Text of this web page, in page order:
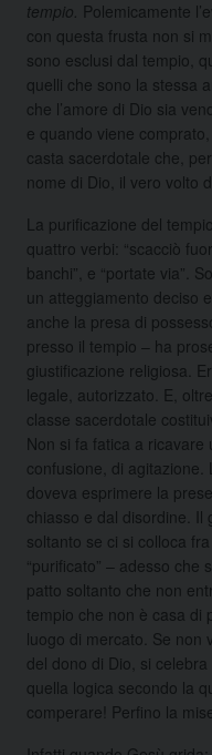
tempio. Polemicamente
con questa frusta non si
sono esclusi dal tempio,
quelli che sono la stessa
che l’amore di Dio sia
e quando viene
casta sacerdotale che,
nome di Dio, il vero volto
La purificazione del
quattro verbi: “scacciò
banchi”, e “portate via”.
un atteggiamento deciso
anche la presa di
presso il tempio – ha
giustificazione religiosa.
legale, autorizzato. E,
classe sacerdotale
Non si fa fatica a ricavare
confusione, di
doveva esprimere la
chiasso e dal disordine. Il
soltanto se ci si colloca
“purificato” – adesso che
patto soltanto che non
tempio che non è casa di
luogo di mercato. Se non
del dono di Dio, si
quella logica secondo la
comperare! Perfino la